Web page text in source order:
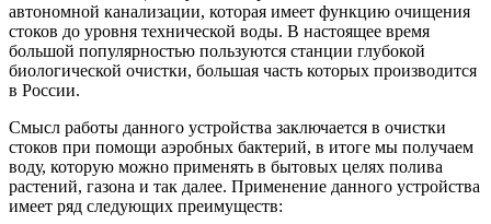
автономной канализации, которая имеет функцию очищения
стоков до уровня технической воды. В настоящее время
большой популярностью пользуются станции глубокой
биологической очистки, большая часть которых производится
в России.
Смысл работы данного устройства заключается в очистки
стоков при помощи аэробных бактерий, в итоге мы получаем
воду, которую можно применять в бытовых целях полива
растений, газона и так далее. Применение данного устройства
имеет ряд следующих преимуществ: